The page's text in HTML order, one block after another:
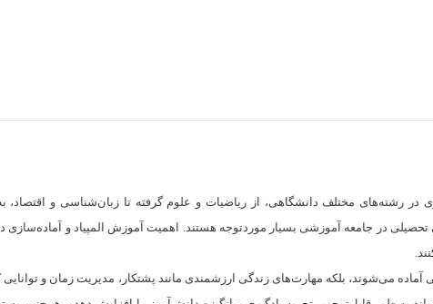
در رشته‌های مختلف دانشگاهی، از ریاضیات و علوم گرفته تا زبان‌شناسی و
در جامعه آموزشی بسیار موردتوجه هستند. اهمیت آموزش المپیاد و
می‌شوند، بلکه مهارت‌های زندگی ارزشمندی مانند پشتکار، مدیریت زمان و